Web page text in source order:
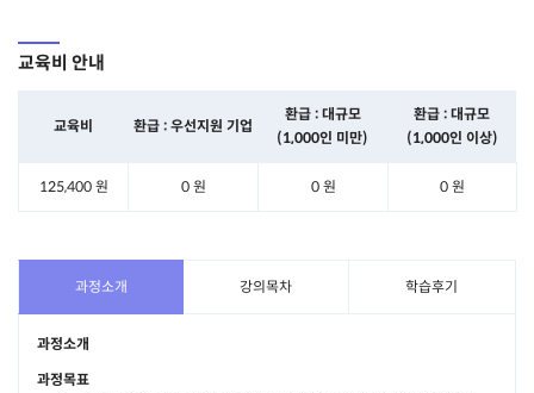
교육비 안내
교육비 환급 : 우선지원 기업
환급 : 대규모
(1,000인 미만)
환급 : 대규모
(1,000인 이상)
125,400 원 0 원 0 원 0 원
과정소개 강의목차 학습후기
과정소개
과정목표